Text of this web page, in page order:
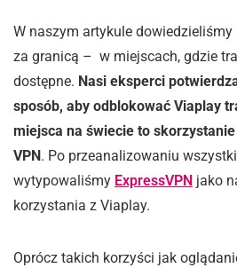
W naszym artykule
za granicą – w miejscach, gdzie
dostępne. Nasi eksperci
sposób, aby odblokować Viaplay
miejsca na świecie to
VPN . Po przeanalizowaniu
wytypowaliśmy ExpressVPN jako
korzystania z Viaplay.
Oprócz takich korzyści jak